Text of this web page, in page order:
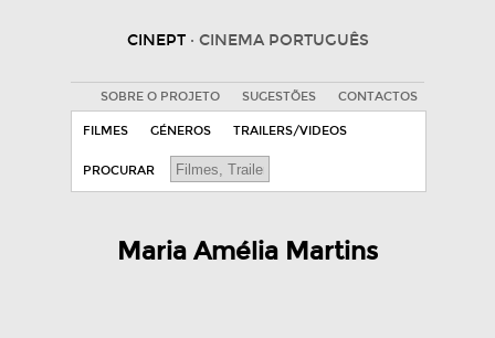
CINEPT · CINEMA PORTUGUÊS
SOBRE O PROJETO SUGESTÕES CONTACTOS
FILMES GÉNEROS TRAILERS/VIDEOS
PROCURAR
Maria Amélia Martins